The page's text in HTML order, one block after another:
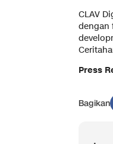
CLAV
dengan
Press
Bagikan